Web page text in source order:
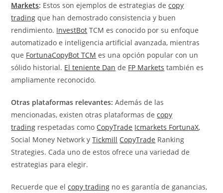
Markets: Estos son ejemplos de estrategias decopy
trading que han demostrado consistencia y buen
rendimiento. InvestBot TCM es conocido por su enfoque
automatizado e inteligencia artificial avanzada, mientras
que FortunaCopyBot TCM es una opción popular con un
sólido historial. El teniente Dan de FP Markets también es
ampliamente reconocido.
Otras plataformas relevantes: Además de las
mencionadas, existen otras plataformas decopy
trading respetadas como CopyTrade Icmarkets FortunaX,
Social Money Network yTickmill CopyTrade Ranking
Strategies. Cada uno de estos ofrece una variedad de
estrategias para elegir.
Recuerde que elcopy trading no es garantía de ganancias,